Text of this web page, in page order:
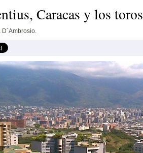
Caracas y los toros
D´Ambrosio.